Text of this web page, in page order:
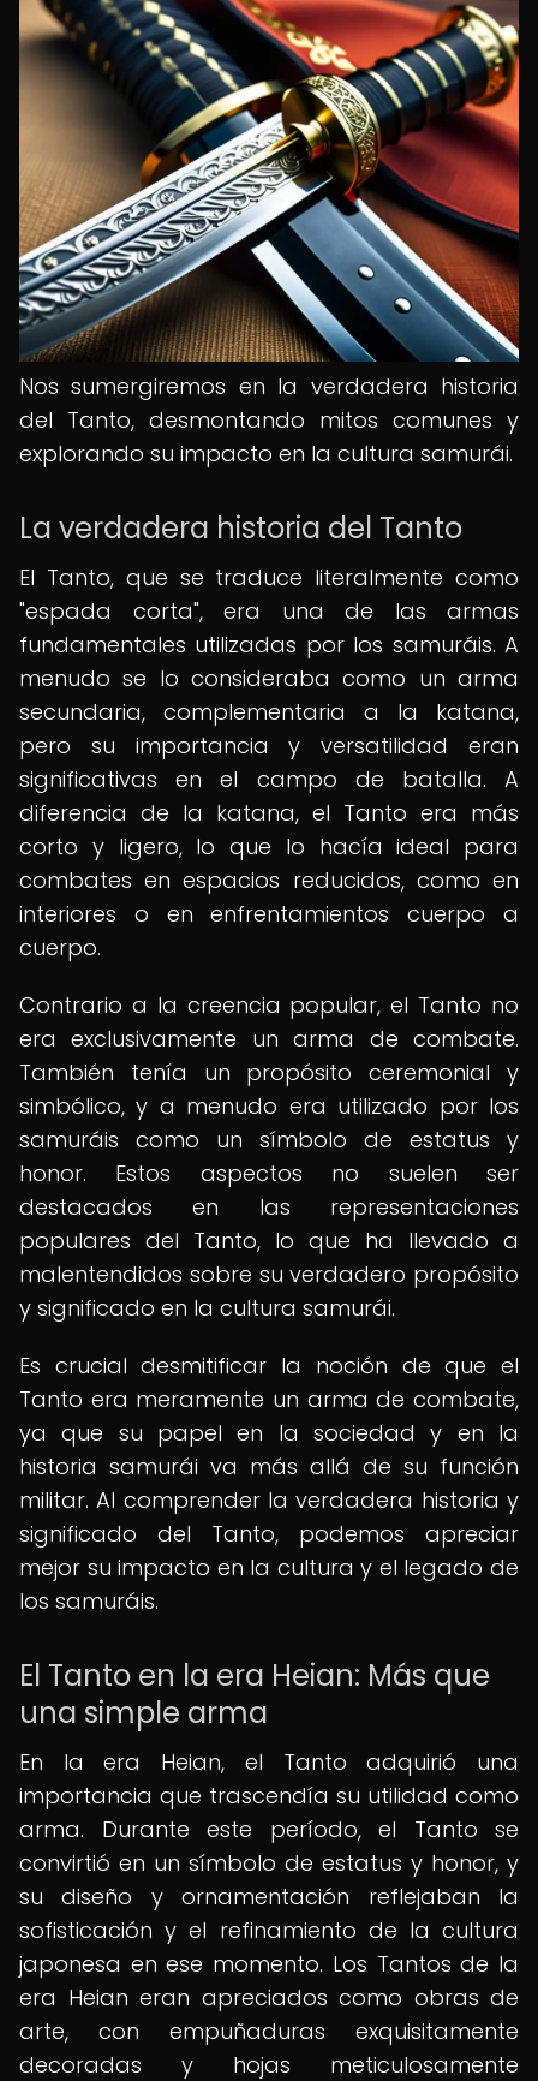
Nos sumergiremos en la verdadera historia
del Tanto, desmontando mitos comunes y
explorando su impacto en la cultura samurái.
La verdadera historia del Tanto
El Tanto, que se traduce literalmente como
"espada corta", era una de las armas
fundamentales utilizadas por los samuráis. A
menudo se lo consideraba como un arma
secundaria, complementaria a la katana,
pero su importancia y versatilidad eran
significativas en el campo de batalla. A
diferencia de la katana, el Tanto era más
corto y ligero, lo que lo hacía ideal para
combates en espacios reducidos, como en
interiores o en enfrentamientos cuerpo a
cuerpo.
Contrario a la creencia popular, el Tanto no
era exclusivamente un arma de combate.
También tenía un propósito ceremonial y
simbólico, y a menudo era utilizado por los
samuráis como un símbolo de estatus y
honor. Estos aspectos no suelen ser
destacados en las representaciones
populares del Tanto, lo que ha llevado a
malentendidos sobre su verdadero propósito
y significado en la cultura samurái.
Es crucial desmitificar la noción de que el
Tanto era meramente un arma de combate,
ya que su papel en la sociedad y en la
historia samurái va más allá de su función
militar. Al comprender la verdadera historia y
significado del Tanto, podemos apreciar
mejor su impacto en la cultura y el legado de
los samuráis.
El Tanto en la era Heian: Más que
una simple arma
En la era Heian, el Tanto adquirió una
importancia que trascendía su utilidad como
arma. Durante este período, el Tanto se
convirtió en un símbolo de estatus y honor, y
su diseño y ornamentación reflejaban la
sofisticación y el refinamiento de la cultura
japonesa en ese momento. Los Tantos de la
era Heian eran apreciados como obras de
arte, con empuñaduras exquisitamente
decoradas y hojas meticulosamente